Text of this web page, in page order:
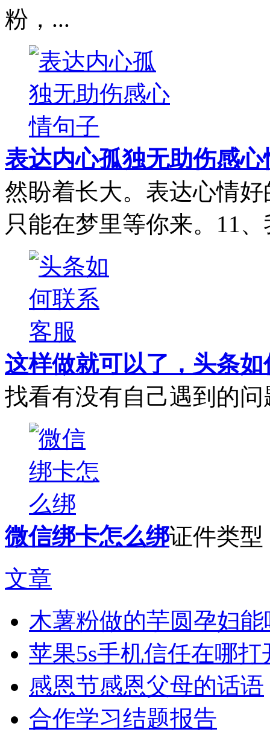
粉，...
表达内心孤独无助伤感心
然盼着长大。表达心情
只能在梦里等你来。11
这样做就可以了，头条
找看有没有自己遇到的问
微信绑卡怎么绑证件类型
文章
木薯粉做的芋圆孕妇能
苹果5s手机信任在哪打
感恩节感恩父母的话语
合作学习结题报告